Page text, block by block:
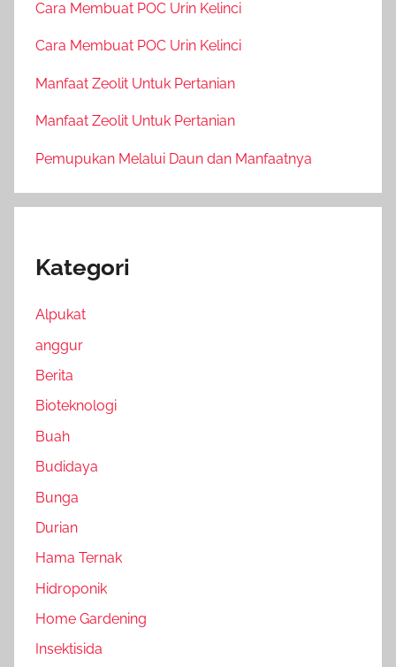
Cara Membuat POC Urin Kelinci
Cara Membuat POC Urin Kelinci
Manfaat Zeolit Untuk Pertanian
Manfaat Zeolit Untuk Pertanian
Pemupukan Melalui Daun dan Manfaatnya
Kategori
Alpukat
anggur
Berita
Bioteknologi
Buah
Budidaya
Bunga
Durian
Hama Ternak
Hidroponik
Home Gardening
Insektisida